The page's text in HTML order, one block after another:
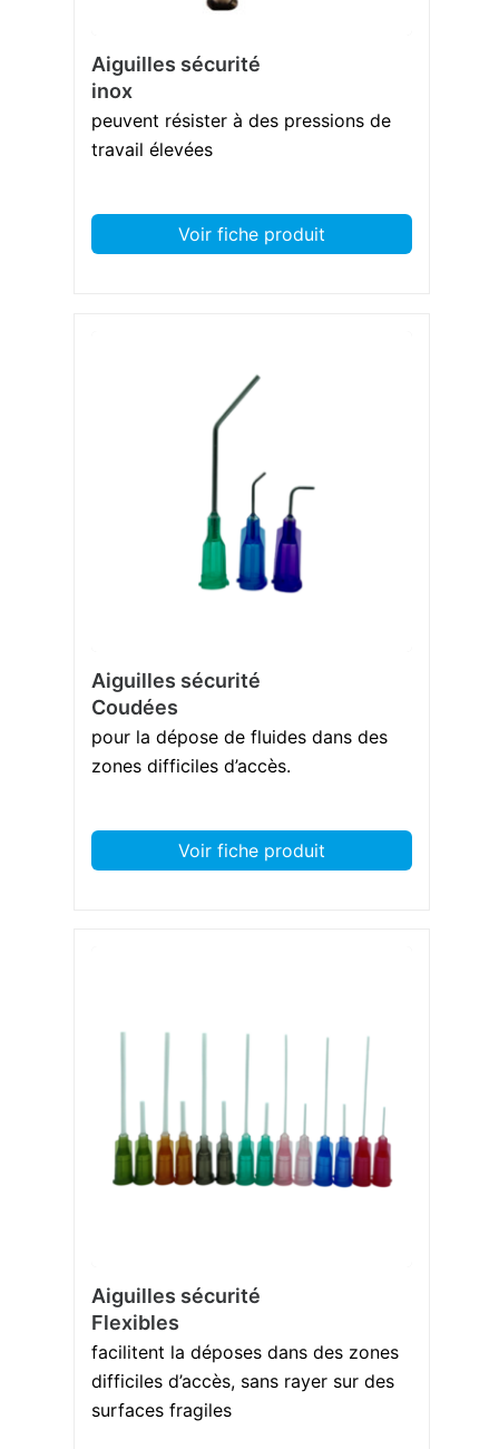
Aiguilles sécurité
inox
peuvent résister à des pressions de
travail élevées
Voir fiche produit
Aiguilles sécurité
Coudées
pour la dépose de fluides dans des
zones difficiles d’accès.
Voir fiche produit
Aiguilles sécurité
Flexibles
facilitent la déposes dans des zones
difficiles d’accès, sans rayer sur des
surfaces fragiles